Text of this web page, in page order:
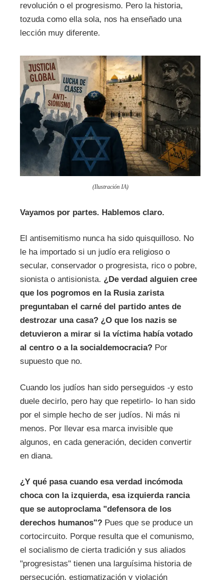
revolución o el progresismo. Pero la historia,
tozuda como ella sola, nos ha enseñado una
lección muy diferente.
(Ilustración IA)
Vayamos por partes. Hablemos claro.
El antisemitismo nunca ha sido quisquilloso. No
le ha importado si un judío era religioso o
secular, conservador o progresista, rico o pobre,
sionista o antisionista. ¿De verdad alguien cree
que los pogromos en la Rusia zarista
preguntaban el carné del partido antes de
destrozar una casa? ¿O que los nazis se
detuvieron a mirar si la víctima había votado
al centro o a la socialdemocracia?Por
supuesto que no.
Cuando los judíos han sido perseguidos -y esto
duele decirlo, pero hay que repetirlo- lo han sido
por el simple hecho de ser judíos. Ni más ni
menos. Por llevar esa marca invisible que
algunos, en cada generación, deciden convertir
en diana.
¿Y qué pasa cuando esa verdad incómoda
choca con la izquierda, esa izquierda rancia
que se autoproclama "defensora de los
derechos humanos"?Pues que se produce un
cortocircuito. Porque resulta que el comunismo,
el socialismo de cierta tradición y sus aliados
"progresistas" tienen una larguísima historia de
persecución, estigmatización y violación